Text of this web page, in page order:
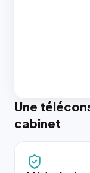
Une
cabinet